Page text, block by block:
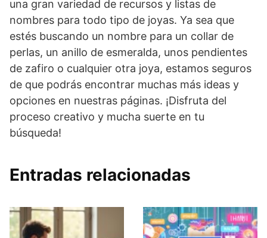
una gran variedad de recursos y listas de
nombres para todo tipo de joyas. Ya sea que
estés buscando un nombre para un collar de
perlas, un anillo de esmeralda, unos pendientes
de zafiro o cualquier otra joya, estamos seguros
de que podrás encontrar muchas más ideas y
opciones en nuestras páginas. ¡Disfruta del
proceso creativo y mucha suerte en tu
búsqueda!
Entradas relacionadas